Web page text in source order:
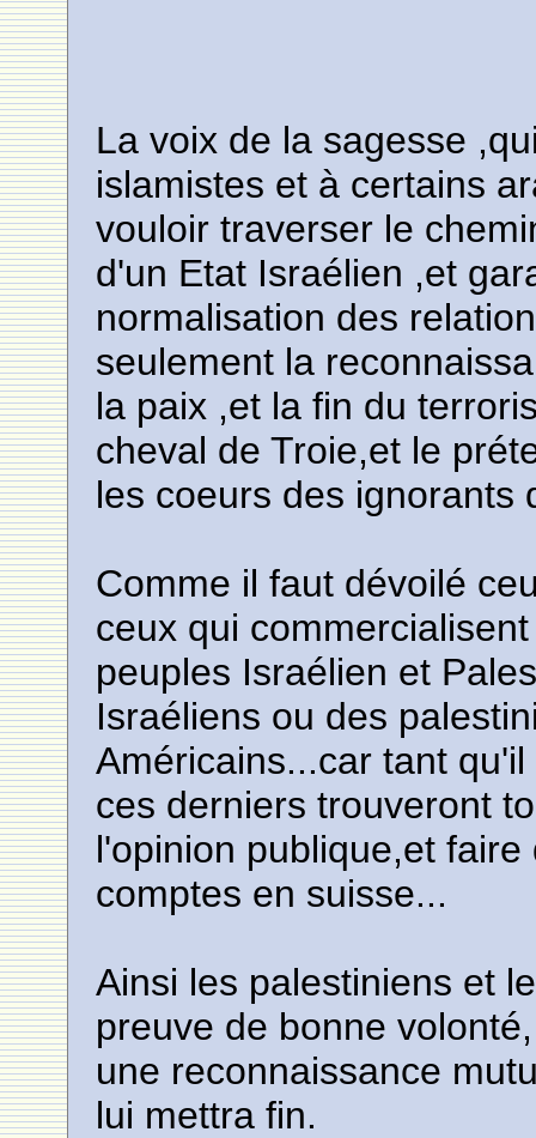
La voix de la sagesse
islamistes et à certains
vouloir traverser le
d'un Etat Israélien ,et
normalisation des
seulement la
la paix ,et la fin du
cheval de Troie,et le
les coeurs des ignorants
Comme il faut dévoilé
ceux qui
peuples Israélien et
Israéliens ou des
Américains...car tant
ces derniers trouveront
l'opinion publique,et
comptes en suisse...
Ainsi les palestiniens et
preuve de bonne
une reconnaissance
lui mettra fin.